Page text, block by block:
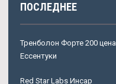
ПОСЛЕДНЕЕ
Тренболон Форте 200 цена
Ессентуки
Red Star Labs Инсар